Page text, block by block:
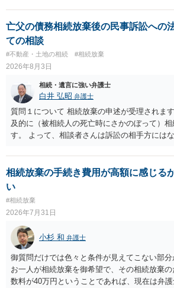
できない、という意味でした。
亡父の債務相続放棄後の民事訴訟への
ての相談
#不動産・土地の相続 #相続放棄
2026年8月3日
相続・遺言に強い弁護士
白井 弘昭 弁護士
質問１について 相続放棄の申述が受理されま
及的に（被相続人の死亡時にさかのぼって）
す。 よって、相談者さんは訴訟の相手方には
理証明を家庭裁判所で取得し、コピーを答弁
してください。 質問２について 請求棄却を求
ば、第１回期日は出席する必要がありません
はないので、ｍｉｎｔｓでの提出の必要は無い
限までに届けばよい）で十分です。 詳細は、
にお問い合わせください。 以上、ご参考まで。
相続放棄の手続き費用が高額に感じる
い
#相続放棄
2026年7月31日
小杉 和 弁護士
御質問だけでは色々と条件が見えてこない部
お一人が相続放棄を御希望で、その相続放棄
数料が40万円ということであれば、現在は弁